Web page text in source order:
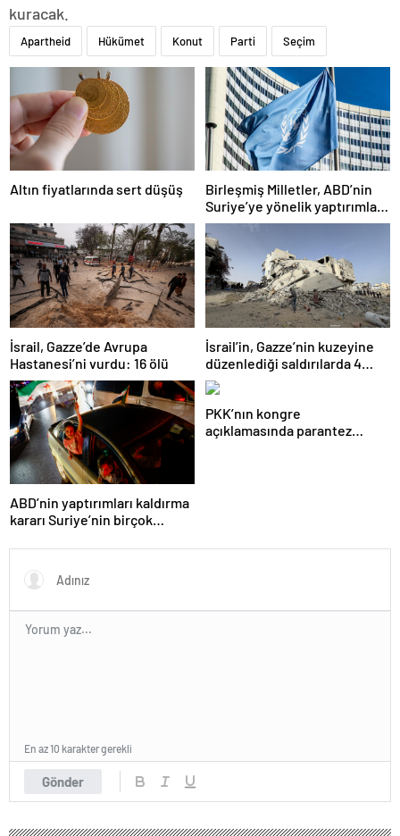
kuracak.
Apartheid Hükümet Konut Parti Seçim
Altın fiyatlarında sert düşüş
Birleşmiş Milletler, ABD’nin
Suriye’ye yönelik yaptırımları
kaldırma kararından memnun
İsrail, Gazze’de Avrupa
Hastanesi’ni vurdu: 16 ölü
İsrail’in, Gazze’nin kuzeyine
düzenlediği saldırılarda 4
Filistinli öldü
ABD’nin yaptırımları kaldırma
kararı Suriye’nin birçok
PKK’nın kongre
açıklamasında parantez
Gönder
En az 10 karakter gerekli